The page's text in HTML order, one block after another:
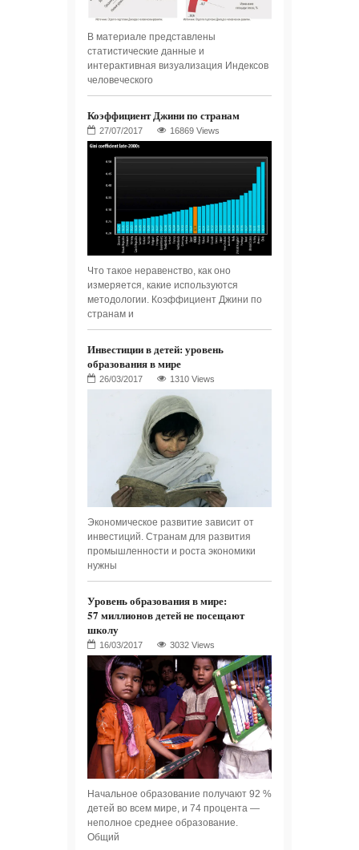
В материале представлены
статистические данные и
интерактивная визуализация Индексов
человеческого
Коэффициент Джини по странам
16869 Views
Что такое неравенство, как оно
измеряется, какие используются
методологии. Коэффициент Джини по
странам и
Инвестиции в детей: уровень
образования в мире
1310 Views
Экономическое развитие зависит от
инвестиций. Странам для развития
промышленности и роста экономики
нужны
Уровень образования в мире:
57 миллионов детей не посещают
школу
3032 Views
Начальное образование получают 92 %
детей во всем мире, и 74 процента —
неполное среднее образование.
Общий